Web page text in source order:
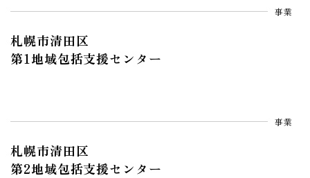
事業
札幌市清田区
第1地域包括支援センター
事業
札幌市清田区
第2地域包括支援センター